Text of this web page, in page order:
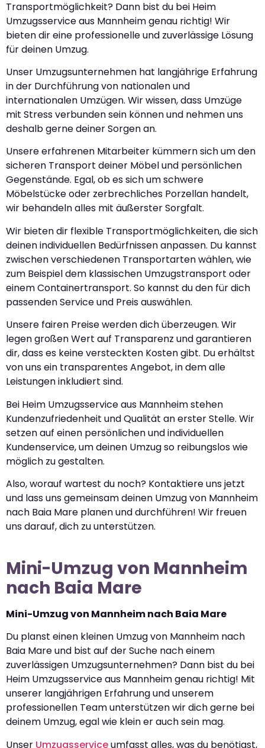
Transportmöglichkeit? Dann bist du bei Heim
Umzugsservice aus Mannheim genau richtig! Wir
bieten dir eine professionelle und zuverlässige Lösung
für deinen Umzug.
Unser Umzugsunternehmen hat langjährige Erfahrung
in der Durchführung von nationalen und
internationalen Umzügen. Wir wissen, dass Umzüge
mit Stress verbunden sein können und nehmen uns
deshalb gerne deiner Sorgen an.
Unsere erfahrenen Mitarbeiter kümmern sich um den
sicheren Transport deiner Möbel und persönlichen
Gegenstände. Egal, ob es sich um schwere
Möbelstücke oder zerbrechliches Porzellan handelt,
wir behandeln alles mit äußerster Sorgfalt.
Wir bieten dir flexible Transportmöglichkeiten, die sich
deinen individuellen Bedürfnissen anpassen. Du kannst
zwischen verschiedenen Transportarten wählen, wie
zum Beispiel dem klassischen Umzugstransport oder
einem Containertransport. So kannst du den für dich
passenden Service und Preis auswählen.
Unsere fairen Preise werden dich überzeugen. Wir
legen großen Wert auf Transparenz und garantieren
dir, dass es keine versteckten Kosten gibt. Du erhältst
von uns ein transparentes Angebot, in dem alle
Leistungen inkludiert sind.
Bei Heim Umzugsservice aus Mannheim stehen
Kundenzufriedenheit und Qualität an erster Stelle. Wir
setzen auf einen persönlichen und individuellen
Kundenservice, um deinen Umzug so reibungslos wie
möglich zu gestalten.
Also, worauf wartest du noch? Kontaktiere uns jetzt
und lass uns gemeinsam deinen Umzug von Mannheim
nach Baia Mare planen und durchführen! Wir freuen
uns darauf, dich zu unterstützen.
Mini-Umzug von Mannheim
nach Baia Mare
Mini-Umzug von Mannheim nach Baia Mare
Du planst einen kleinen Umzug von Mannheim nach
Baia Mare und bist auf der Suche nach einem
zuverlässigen Umzugsunternehmen? Dann bist du bei
Heim Umzugsservice aus Mannheim genau richtig! Mit
unserer langjährigen Erfahrung und unserem
professionellen Team unterstützen wir dich gerne bei
deinem Umzug, egal wie klein er auch sein mag.
Unser Umzugsserviceumfasst alles, was du benötigst,